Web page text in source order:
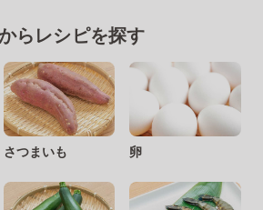
らレシピを探す
さつまいも 卵